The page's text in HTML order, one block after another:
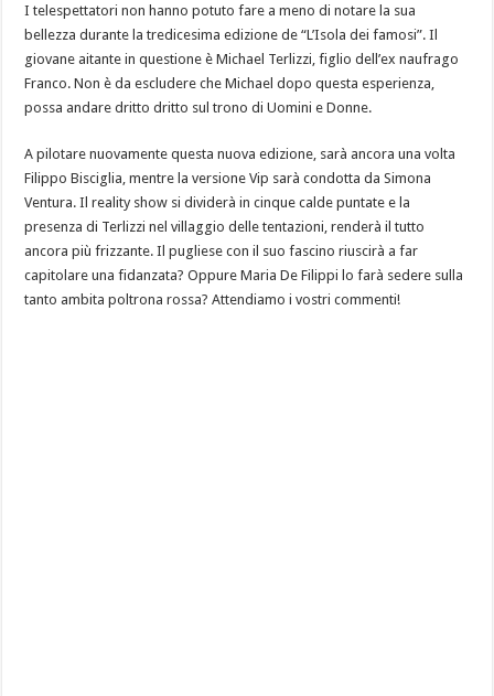
I telespettatori non hanno potuto fare a meno di notare la sua
bellezza durante la tredicesima edizione de “L’Isola dei famosi”. Il
giovane aitante in questione è Michael Terlizzi, figlio dell’ex naufrago
Franco. Non è da escludere che Michael dopo questa esperienza,
possa andare dritto dritto sul trono di Uomini e Donne.
A pilotare nuovamente questa nuova edizione, sarà ancora una volta
Filippo Bisciglia, mentre la versione Vip sarà condotta da Simona
Ventura. Il reality show si dividerà in cinque calde puntate e la
presenza di Terlizzi nel villaggio delle tentazioni, renderà il tutto
ancora più frizzante. Il pugliese con il suo fascino riuscirà a far
capitolare una fidanzata? Oppure Maria De Filippi lo farà sedere sulla
tanto ambita poltrona rossa? Attendiamo i vostri commenti!